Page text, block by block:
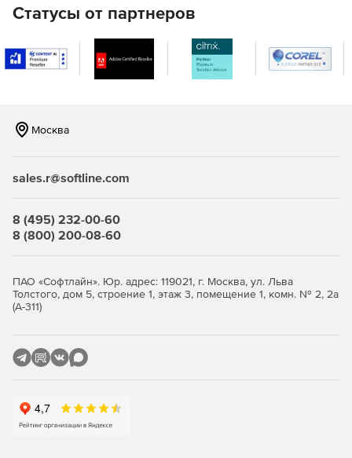
возможность работы с ключами пользователей на
мобильного устройства с поддержкой NFC);
возможность работы с локальными ключами
дополнительного модуля облачного провайдера
совместимости с традиционными приложениями;
интеграцию со сторонними центрами идентификации
по протоколу открытой авторизации OAuth 2.0. (в т.ч. с
Статусы от партнеров
Москва
sales.r@softline.com
8 (495) 232-00-60
8 (800) 200-08-60
ПАО «Софтлайн». Юр. адрес: 119021, г. Москва, ул. Льва
Толстого, дом 5, строение 1, этаж 3, помещение 1, комн. № 2, 2а
(А-311)